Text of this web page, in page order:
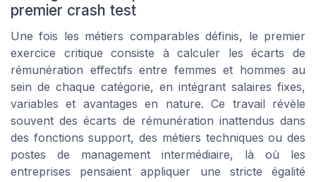
premier crash test
Une fois les métiers comparables définis, le premier
exercice critique consiste à calculer les écarts de
rémunération effectifs entre femmes et hommes au
sein de chaque catégorie, en intégrant salaires fixes,
variables et avantages en nature. Ce travail révèle
souvent des écarts de rémunération inattendus dans
des fonctions support, des métiers techniques ou des
postes de management intermédiaire, là où les
entreprises pensaient appliquer une stricte égalité